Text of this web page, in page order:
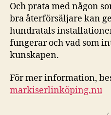
Och prata med någon
bra återförsäljare kan
hundratals
fungerar och vad som
kunskapen.
För mer information,
markiserlinköping.nu